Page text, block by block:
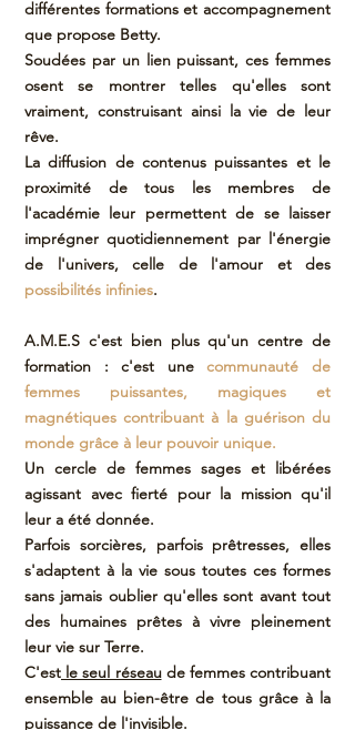
différentes formations et accompagnement
que propose Betty.
Soudées par un lien puissant, ces femmes
osent se montrer telles qu'elles sont
vraiment, construisant ainsi la vie de leur
rêve.
La diffusion de contenus puissantes et le
proximité de tous les membres de
l'académie leur permettent de se laisser
imprégner quotidiennement par l'énergie
de l'univers, celle de l'amour et des
possibilités infinies.
A.M.E.S c'est bien plus qu'un centre de
formation : c'est unecommunauté de
femmes puissantes, magiques et
magnétiques contribuant à la guérison du
monde grâce à leur pouvoir unique.
Un cercle de femmes sages et libérées
agissant avec fierté pour la mission qu'il
leur a été donnée.
Parfois sorcières, parfois prêtresses, elles
s'adaptent à la vie sous toutes ces formes
sans jamais oublier qu'elles sont avant tout
des humaines prêtes à vivre pleinement
leur vie sur Terre.
C'est le seul réseaude femmes contribuant
ensemble au bien-être de tous grâce à la
puissance de l'invisible.